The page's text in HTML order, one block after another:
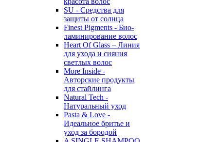
SU - Средства для
защиты от солнца
Finest Pigments - Био-
ламинирование волос
Heart Of Glass – Линия
для ухода и сияния
светлых волос
More Inside -
Авторские продукты
для стайлинга
Natural Tech -
Натуральный уход
Pasta & Love -
Идеальное бритье и
уход за бородой